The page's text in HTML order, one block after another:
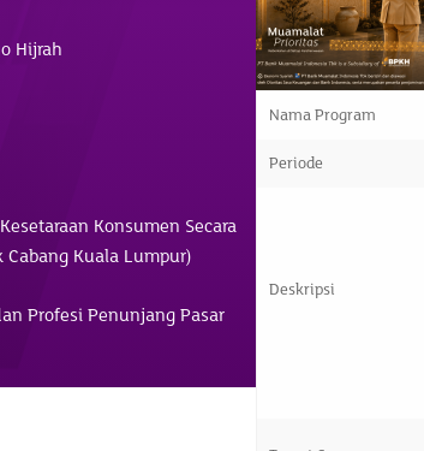
Hijrah
Konsumen Secara
Kuala Lumpur)
Profesi Penunjang Pasar
Nama Program
Periode
Deskripsi